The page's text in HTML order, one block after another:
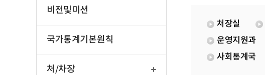
비전및미션
국가통계기본원칙
처/차장
처장실
운영지원과
사회통계국